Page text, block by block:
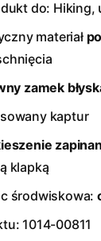
do: Hiking,
materiał
zamek
kaptur
klapką
środwiskowa:
1014-00811